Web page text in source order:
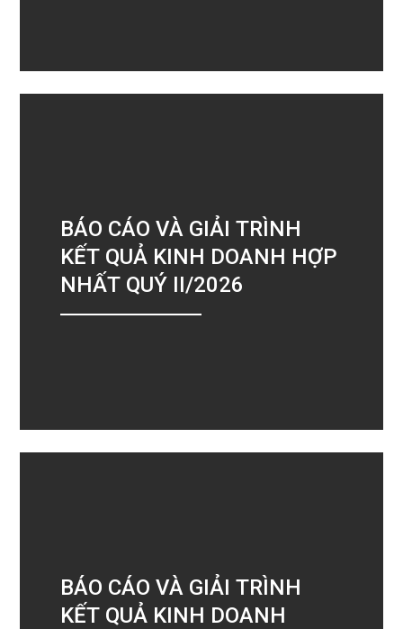
BÁO CÁO VÀ GIẢI TRÌNH
KẾT QUẢ KINH DOANH HỢP
NHẤT QUÝ II/2026
BÁO CÁO VÀ GIẢI TRÌNH
KẾT QUẢ KINH DOANH